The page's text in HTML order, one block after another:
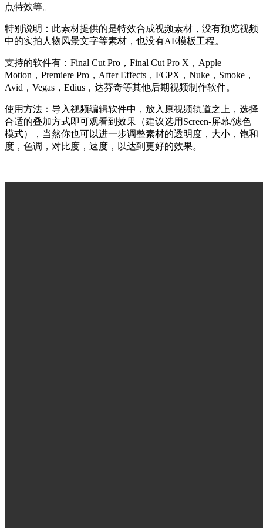
点特效等。
特别说明：此素材提供的是特效合成视频素材，没有预览视频
中的实拍人物风景文字等素材，也没有AE模板工程。
支持的软件有：Final Cut Pro，Final Cut Pro X，Apple
Motion，Premiere Pro，After Effects，FCPX，Nuke，Smoke，
Avid，Vegas，Edius，达芬奇等其他后期视频制作软件。
使用方法：导入视频编辑软件中，放入原视频轨道之上，选择
合适的叠加方式即可观看到效果（建议选用Screen-屏幕/滤色
模式），当然你也可以进一步调整素材的透明度，大小，饱和
度，色调，对比度，速度，以达到更好的效果。